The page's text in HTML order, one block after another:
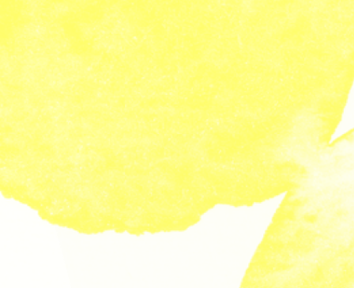
Agenda
Nous contacter
|en